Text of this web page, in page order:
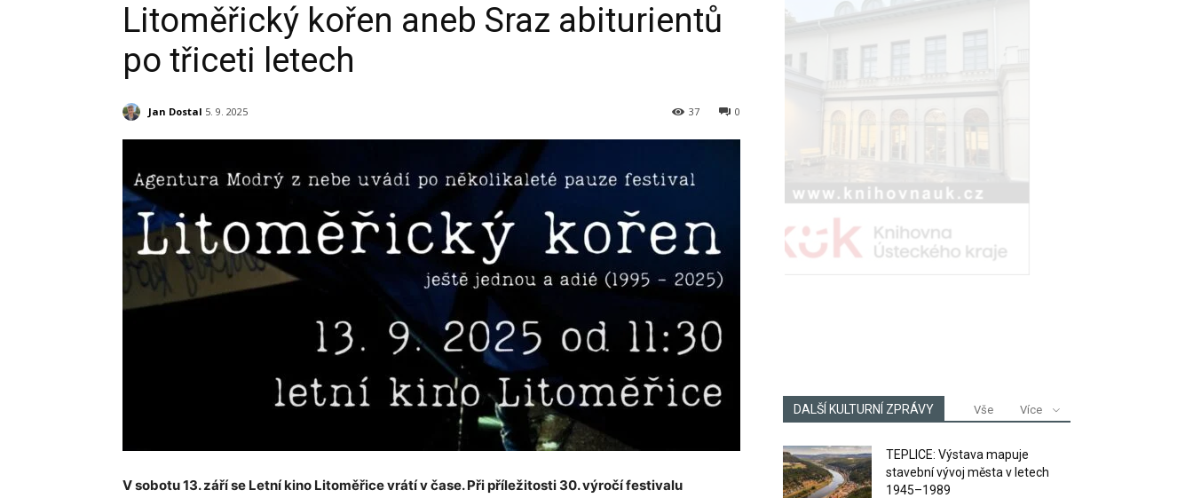
Litoměřický kořen aneb Sraz abiturientů
po třiceti letech
Jan Dostal 5. 9. 2025 0
37
V sobotu 13. září se Letní kino Litoměřice vrátí v čase. Při příležitosti 30. výročí festivalu
DALŠÍ KULTURNÍ ZPRÁVY Vše Více
TEPLICE: Výstava mapuje
stavební vývoj města v letech
1945–1989